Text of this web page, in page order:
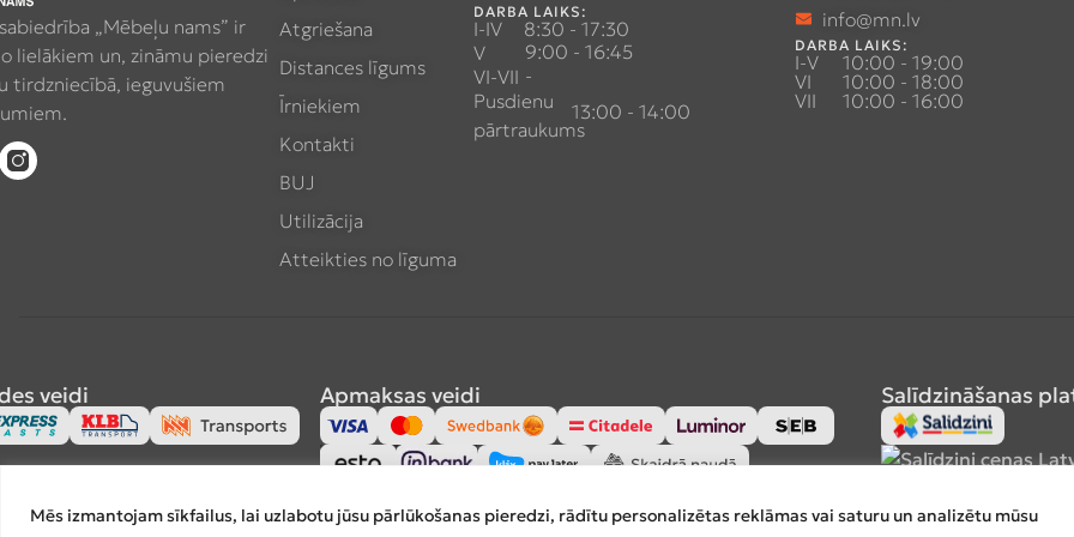
Mēs izmantojam sīkfailus, lai uzlabotu jūsu pārlūkošanas pieredzi, rādītu personalizētas reklāmas vai saturu un analizētu mūsu
„Mēbeļu nams” ir
lielākiem un, zināmu pieredzi
tirdzniecībā, ieguvušiem
Atgriešana
Distances līgums
Īrniekiem
Kontakti
BUJ
Utilizācija
Atteikties no līguma
DARBA LAIKS:
I-IV
8:30 - 17:30
V
9:00 - 16:45
VI-VII -
Pusdienu
pārtraukums
13:00 - 14:00
info@mn.lv
DARBA LAIKS:
I-V
10:00 - 19:00
VI
10:00 - 18:00
VII
10:00 - 16:00
veidi Apmaksas veidi Salīdzināšanas